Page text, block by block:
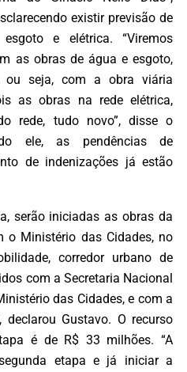
existir previsão de
e elétrica. “Viremos
as obras de água e esgoto,
ou seja, com a obra viária
as obras na rede elétrica,
rede, tudo novo”, disse o
ele, as pendências de
de indenizações já estão
serão iniciadas as obras da
o Ministério das Cidades, no
corredor urbano de
com a Secretaria Nacional
das Cidades, e com a
declarou Gustavo. O recurso
é de R$ 33 milhões. “A
etapa e já iniciar a